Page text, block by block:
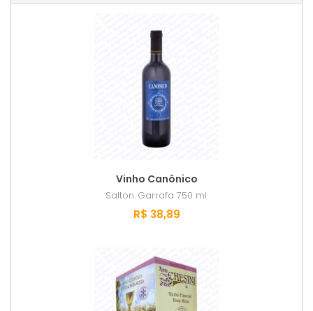
Vinho Canônico
Salton. Garrafa 750 ml.
R$ 38,89